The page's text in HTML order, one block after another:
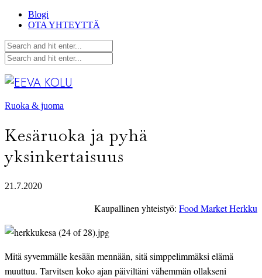
Blogi
OTA YHTEYTTÄ
Ruoka & juoma
Kesäruoka ja pyhä
yksinkertaisuus
21.7.2020
Kaupallinen yhteistyö: Food Market Herkku
Mitä syvemmälle kesään mennään, sitä simppelimmäksi elämä
muuttuu. Tarvitsen koko ajan päiviltäni vähemmän ollakseni